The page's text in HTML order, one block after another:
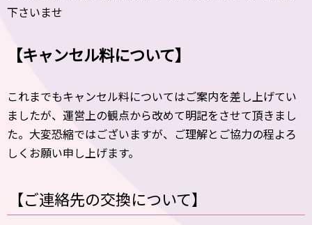
下さいませ
【キャンセル料について】
これまでもキャンセル料についてはご案内を差し上げてい
ましたが、運営上の観点から改めて明記をさせて頂きまし
た。大変恐縮ではございますが、ご理解とご協力の程よろ
しくお願い申し上げます。
【ご連絡先の交換について】